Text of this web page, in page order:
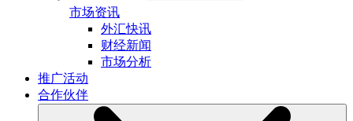
市场资讯
外汇快讯
财经新闻
市场分析
推广活动
合作伙伴